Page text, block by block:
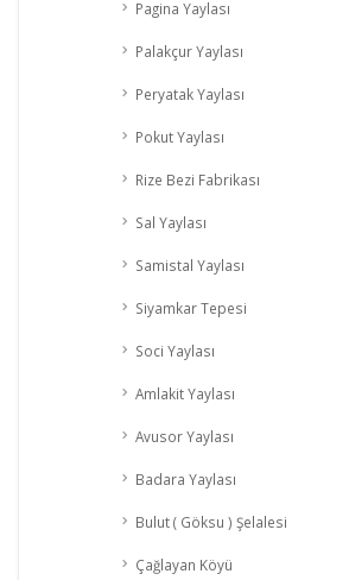
Pagina Yaylası
Palakçur Yaylası
Peryatak Yaylası
Pokut Yaylası
Rize Bezi Fabrikası
Sal Yaylası
Samistal Yaylası
Siyamkar Tepesi
Soci Yaylası
Amlakit Yaylası
Avusor Yaylası
Badara Yaylası
Bulut ( Göksu ) Şelalesi
Çağlayan Köyü